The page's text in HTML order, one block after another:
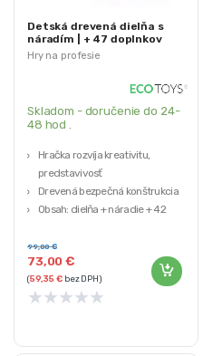
Hry na profesie
Detská drevená dielňa s
náradím | + 47 doplnkov
Skladom - doručenie do 24-
48 hod .
Hračka rozvíja kreativitu,
predstavivosť
Drevená bezpečná konštrukcia
Obsah: dielňa + náradie + 42
Pre deti od: 3 rokov
73,00€
99,00€
(59,35€bez DPH)
★★★★★